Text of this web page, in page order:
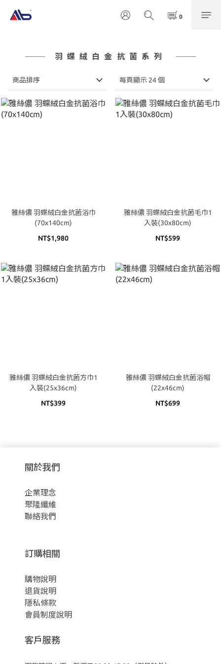
羽蝶絨白金抗菌系列
商品排序 每頁顯示 24 個
雅絲儂 羽蝶絨白金抗菌浴巾
(70x140cm)
NT$1,980
雅絲儂 羽蝶絨白金抗菌毛巾1
入裝(30x80cm)
NT$599
雅絲儂 羽蝶絨白金抗菌方巾1
入裝(25x36cm)
NT$399
雅絲儂 羽蝶絨白金抗菌浴帽
(22x46cm)
NT$699
關於我們
企業理念
聚隆纖維
聯絡我們
訂購相關
購物說明
退貨說明
隱私條款
會員制度說明
客戶服務